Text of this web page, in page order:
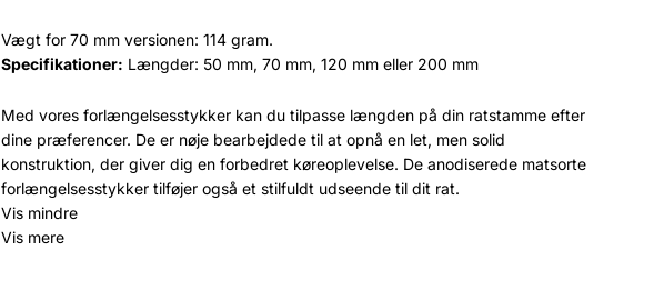
Vægt for 70 mm versionen: 114 gram.
Specifikationer: Længder: 50 mm, 70 mm, 120 mm eller 200 mm
Med vores forlængelsesstykker kan du tilpasse længden på din ratstamme efter
dine præferencer. De er nøje bearbejdede til at opnå en let, men solid
konstruktion, der giver dig en forbedret køreoplevelse. De anodiserede matsorte
forlængelsesstykker tilføjer også et stilfuldt udseende til dit rat.
Vis mindre
Vis mere